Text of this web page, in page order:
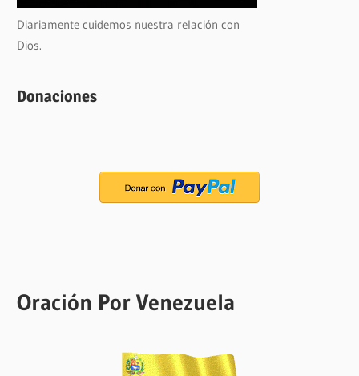
Diariamente cuidemos nuestra relación con
Dios.
Donaciones
Oración Por Venezuela